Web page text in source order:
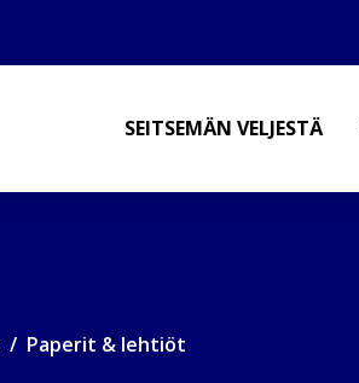
SEITSEMÄN VELJESTÄ
Paperit & lehtiöt